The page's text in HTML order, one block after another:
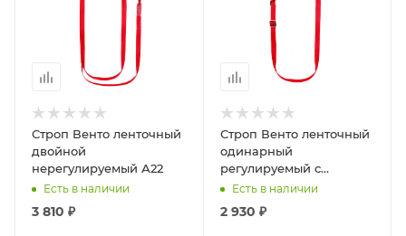
Строп Венто ленточный
двойной
нерегулируемый А22
Есть в наличии
3 810 ₽
Строп Венто ленточный
одинарный
регулируемый с
амортизатором aA11р
Есть в наличии
2 930 ₽